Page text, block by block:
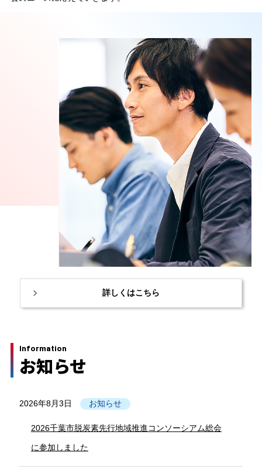
詳しくはこちら
Information
お知らせ
2026年8月3日 お知らせ
2026千葉市脱炭素先行地域推進コンソーシアム総会
に参加しました